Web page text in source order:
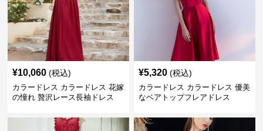
¥10,060 (税込)
カラードレス カラードレス 花嫁
の憧れ 贅沢レース長袖ドレス
¥5,320 (税込)
カラードレス カラードレス 優美
なベアトップフレアドレス